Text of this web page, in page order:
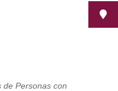
de Personas con